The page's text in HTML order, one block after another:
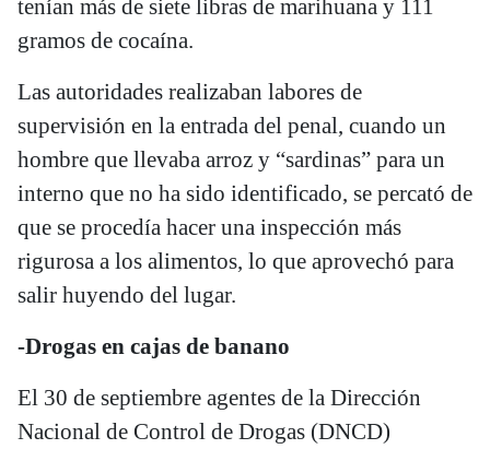
tenían más de siete libras de marihuana y 111
gramos de cocaína.
Las autoridades realizaban labores de
supervisión en la entrada del penal, cuando un
hombre que llevaba arroz y “sardinas” para un
interno que no ha sido identificado, se percató de
que se procedía hacer una inspección más
rigurosa a los alimentos, lo que aprovechó para
salir huyendo del lugar.
-Drogas en cajas de banano
El 30 de septiembre agentes de la Dirección
Nacional de Control de Drogas (DNCD)